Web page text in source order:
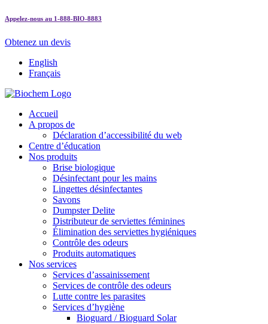
Appelez-nous au 1-888-BIO-8883
Obtenez un devis
English
Français
Accueil
A propos de
Déclaration d’accessibilité du web
Centre d’éducation
Nos produits
Brise biologique
Désinfectant pour les mains
Lingettes désinfectantes
Savons
Dumpster Delite
Distributeur de serviettes féminines
Élimination des serviettes hygiéniques
Contrôle des odeurs
Produits automatiques
Nos services
Services d’assainissement
Services de contrôle des odeurs
Lutte contre les parasites
Services d’hygiène
Bioguard / Bioguard Solar